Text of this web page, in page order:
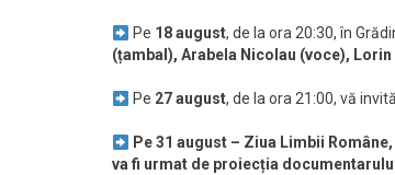
Pe 18 august, de la ora 20:30, în
(țambal), Arabela Nicolau (voce),
Pe 27 august, de la ora 21:00, vă
Pe 31 august – Ziua Limbii
va fi urmat de proiecția